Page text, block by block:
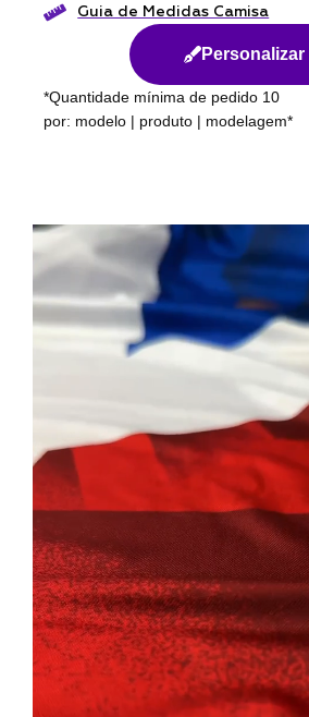
Guia de Medidas Camisa
Personalizar
*Quantidade mínima de pedido 10
por: modelo | produto | modelagem*